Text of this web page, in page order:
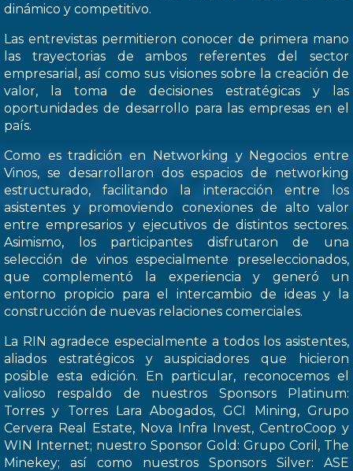
dinámico y competitivo.
Las entrevistas permitieron conocer de primera mano
las trayectorias de ambos referentes del sector
empresarial, así como sus visiones sobre la creación de
valor, la toma de decisiones estratégicas y las
oportunidades de desarrollo para las empresas en el
país.
Como es tradición en Networking y Negocios entre
Vinos, se desarrollaron dos espacios de networking
estructurado, facilitando la interacción entre los
asistentes y promoviendo conexiones de alto valor
entre empresarios y ejecutivos de distintos sectores.
Asimismo, los participantes disfrutaron de una
selección de vinos especialmente preseleccionados,
que complementó la experiencia y generó un
entorno propicio para el intercambio de ideas y la
construcción de nuevas relaciones comerciales.
La RIN agradece especialmente a todos los asistentes,
aliados estratégicos y auspiciadores que hicieron
posible esta edición. En particular, reconocemos el
valioso respaldo de nuestros Sponsors Platinum:
Torres y Torres Lara Abogados, GCI Mining, Grupo
Cervera Real Estate, Nova Infra Invest, CentroCoop y
WIN Internet; nuestro Sponsor Gold: Grupo Coril, The
Minekey; así como nuestros Sponsors Silver: ASE